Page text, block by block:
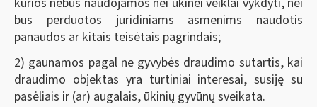
bus perduotos juridiniams asmenims naudotis
panaudos ar kitais teisėtais pagrindais;
2) gaunamos pagal ne gyvybės draudimo sutartis, kai
draudimo objektas yra turtiniai interesai, susiję su
pasėliais ir (ar) augalais, ūkinių gyvūnų sveikata.